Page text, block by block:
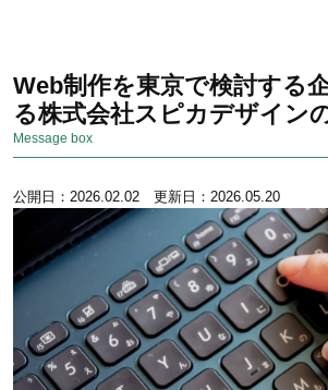
Web制作を東京で検討する
る株式会社スピカデザイン
Message box
公開日：2026.02.02 更新日：2026.05.20